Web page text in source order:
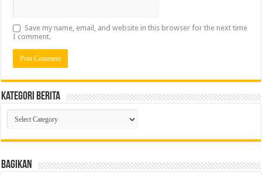
Save my name, email, and website in this browser for the next time
I comment.
Kategori Berita
Kategori
Berita
Bagikan